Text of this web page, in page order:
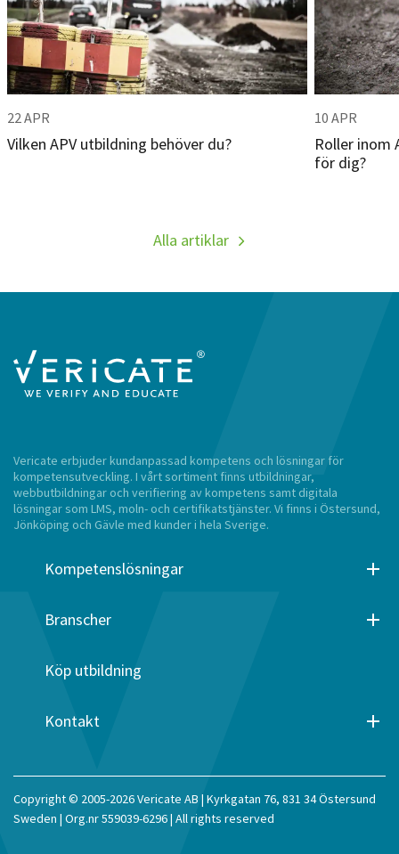
22APR
Vilken APV utbildning behöver du?
10 APR
Roller inom
för dig?
Alla artiklar
Vericate erbjuder kundanpassad kompetens och lösningar för
kompetensutveckling. I vårt sortiment finns utbildningar,
webbutbildningar och verifiering av kompetens samt digitala
lösningar som LMS, moln- och certifikatstjänster. Vi finns i Östersund,
Jönköping och Gävle med kunder i hela Sverige.
Kompetenslösningar
Branscher
Köp utbildning
Kontakt
Copyright © 2005-2026 Vericate AB | Kyrkgatan 76, 831 34 Östersund
Sweden | Org.nr 559039-6296 | All rights reserved